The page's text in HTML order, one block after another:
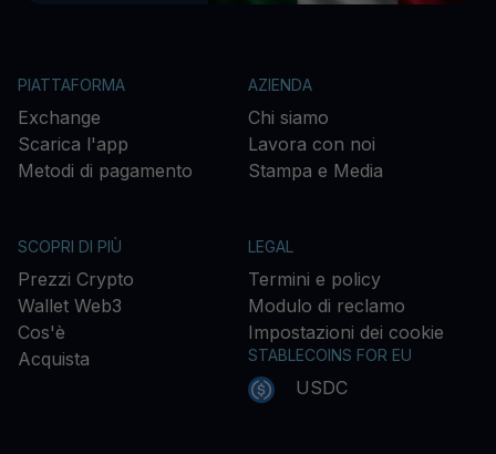
PIATTAFORMA
Exchange
Scarica l'app
Metodi di pagamento
AZIENDA
Chi siamo
Lavora con noi
Stampa e Media
SCOPRI DI PIÙ
Prezzi Crypto
Wallet Web3
Cos'è
Acquista
LEGAL
Termini e policy
Modulo di reclamo
Impostazioni dei cookie
STABLECOINS FOR EU
USDC